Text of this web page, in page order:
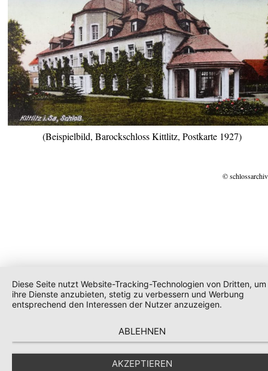
(Beispielbild, Barockschloss Kittlitz, Postkarte 1927)
©
Diese Seite nutzt Website-Tracking-Technologien von Dritten, um
ihre Dienste anzubieten, stetig zu verbessern und Werbung
entsprechend den Interessen der Nutzer anzuzeigen.
ABLEHNEN
AKZEPTIEREN